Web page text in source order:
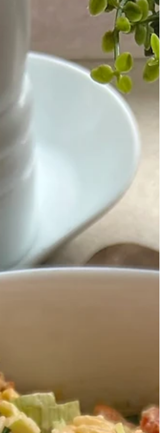
Przygotowanie: Kurczaka pokroić w kostkę
doprawić solą, pieprzem oraz słodką papryką.
Podsmażyć na niewielkiej ilości oleju przez
ok. 5 minut, dodać pokrojną cebulę oraz
przeciśnięty prze